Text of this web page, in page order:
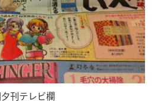
刊テレビ欄